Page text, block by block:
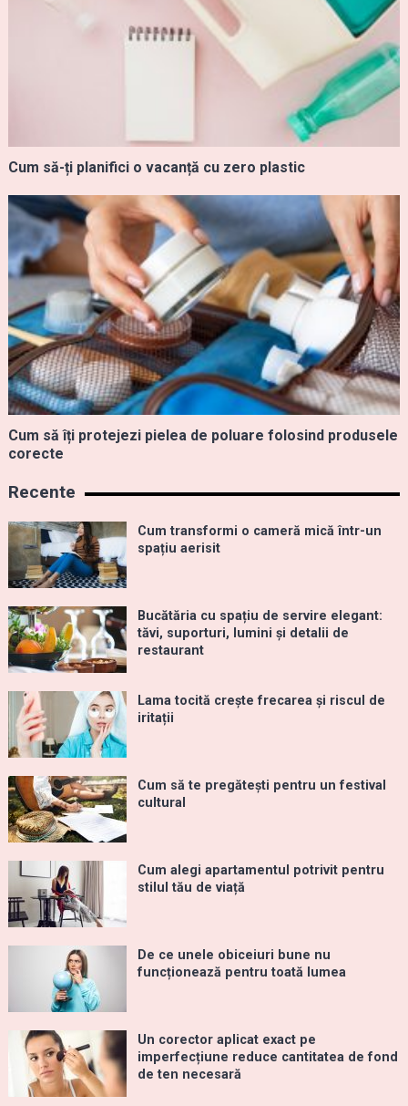
Cum să-ți planifici o vacanță cu zero plastic
Cum să îți protejezi pielea de poluare folosind produsele
corecte
Recente
Cum transformi o cameră mică într-un
spațiu aerisit
Bucătăria cu spațiu de servire elegant:
tăvi, suporturi, lumini și detalii de
restaurant
Lama tocită crește frecarea și riscul de
iritații
Cum să te pregătești pentru un festival
cultural
Cum alegi apartamentul potrivit pentru
stilul tău de viață
De ce unele obiceiuri bune nu
funcționează pentru toată lumea
Un corector aplicat exact pe
imperfecțiune reduce cantitatea de fond
de ten necesară